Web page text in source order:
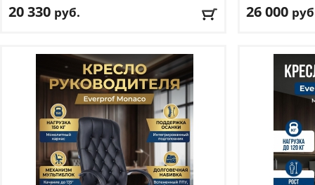
20 330 руб.
Механизм качания: топ ган
Регулировка по высоте: есть
Материал обивки: экокожа
Подлокотники: да
Доставка:БЕСПЛАТНО, 2-3 дня
26 000
Механизм
Регулировка
Материал